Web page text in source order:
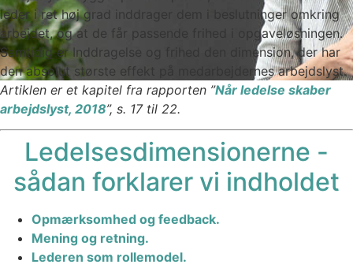
leder i ret høj grad inddrager dem i beslutninger omkring
arbejdet, og at de får passende frihed i opgaveløsningen.
Samtidig er Inddragelse og frihed den dimension, der har
den absolut største effekt på medarbejdernes arbejdslyst.
Artiklen er et kapitel fra rapporten ”Når ledelse skaber
arbejdslyst, 2018”, s. 17 til 22.
Ledelsesdimensionerne -
sådan forklarer vi indholdet
Opmærksomhed og feedback.
Mening og retning.
Lederen som rollemodel.